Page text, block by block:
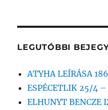
kifejezésre:
LEGUTÓBBI
ATYHA LEÍRÁSA
ESPÉCETLIK 25/4
ELHUNYT BENCZE